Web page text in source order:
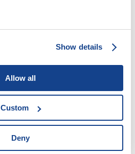
Show details
Allow all
Custom
Deny